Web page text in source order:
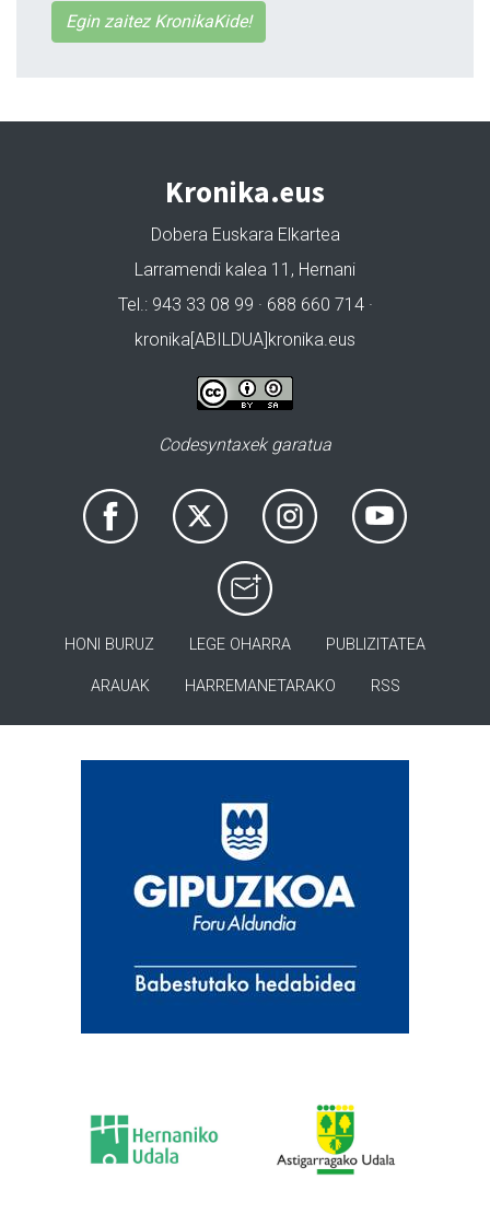
Egin zaitez KronikaKide!
Kronika.eus
Dobera Euskara Elkartea
Larramendi kalea 11, Hernani
Tel.: 943 33 08 99 · 688 660 714 ·
kronika[ABILDUA]kronika.eus
Codesyntaxek garatua
HONI BURUZ LEGE OHARRA PUBLIZITATEA
ARAUAK HARREMANETARAKO RSS